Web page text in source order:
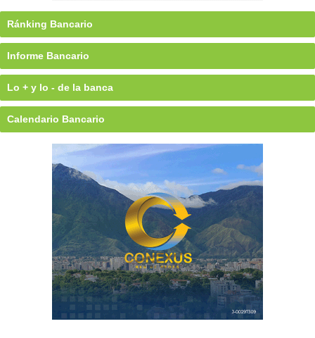
Ránking Bancario
Informe Bancario
Lo + y lo - de la banca
Calendario Bancario